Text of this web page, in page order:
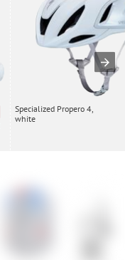
Specialized Propero 4,
white